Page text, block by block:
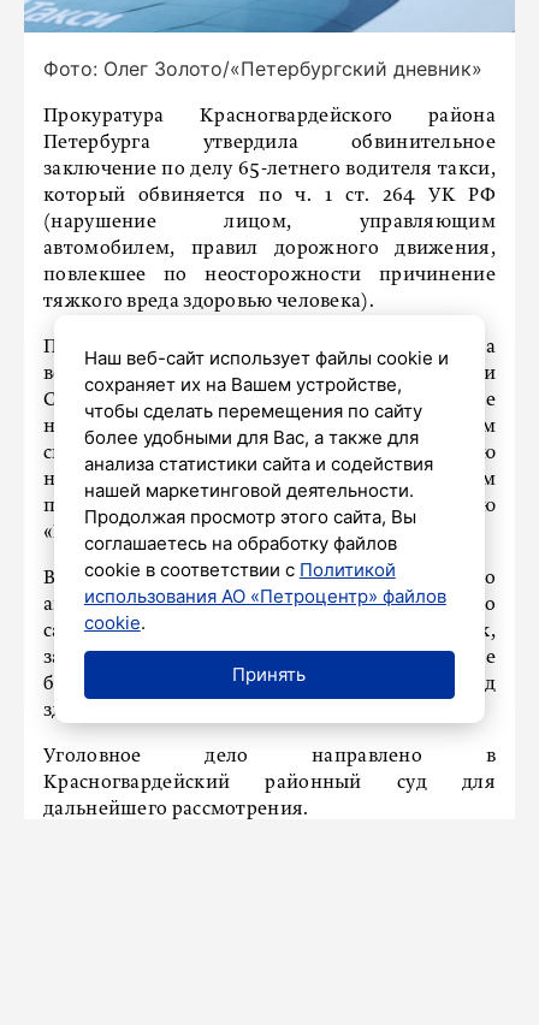
Фото: Олег Золото/«Петербургский дневник»
Прокуратура Красногвардейского района
Петербурга утвердила обвинительное
заключение по делу 65-летнего водителя такси,
который обвиняется по ч. 1 ст. 264 УК РФ
(нарушение лицом, управляющим
автомобилем, правил дорожного движения,
повлекшее по неосторожности причинение
тяжкого вреда здоровью человека).
По версии следствия, 1 сентября 2024 года
водитель управлял исправным такси марки
Chery Arrizo, в котором на заднем сиденье
находился пассажир. Двигаясь с превышением
скорости, он проявил преступную
невнимательность и на Малоохтинском
проспекте у дома 8 врезался в стоявшую
«Газель», заполненную мешками с мусором.
В результате аварии передняя часть легкового
автомобиля была сильно повреждена, однако
сам водитель не пострадал. Молодой человек,
заказавший такси, получил травмы, которые
были квалифицированы как тяжкий вред
здоровью.
Уголовное дело направлено в
Красногвардейский районный суд для
дальнейшего рассмотрения.
Наш веб-сайт использует файлы cookie и
сохраняет их на Вашем устройстве,
чтобы сделать перемещения по сайту
более удобными для Вас, а также для
анализа статистики сайта и содействия
нашей маркетинговой деятельности.
Продолжая просмотр этого сайта, Вы
соглашаетесь на обработку файлов
cookie в соответствии с Политикой
использования АО «Петроцентр» файлов
cookie.
Принять